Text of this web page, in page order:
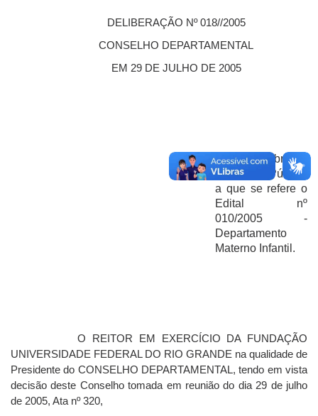
DELIBERAÇÃO Nº 018//2005
CONSELHO DEPARTAMENTAL
EM 29 DE JULHO DE 2005
Dispõe sobre o
Concurso Público
a que se refere o
Edital nº
010/2005 -
Departamento
Materno Infantil.
O REITOR EM EXERCÍCIO DA FUNDAÇÃO
UNIVERSIDADE FEDERAL DO RIO GRANDE na qualidade de
Presidente do CONSELHO DEPARTAMENTAL, tendo em vista
decisão deste Conselho tomada em reunião do dia 29 de julho
de 2005, Ata nº 320,